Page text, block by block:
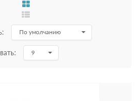
По умолчанию
9